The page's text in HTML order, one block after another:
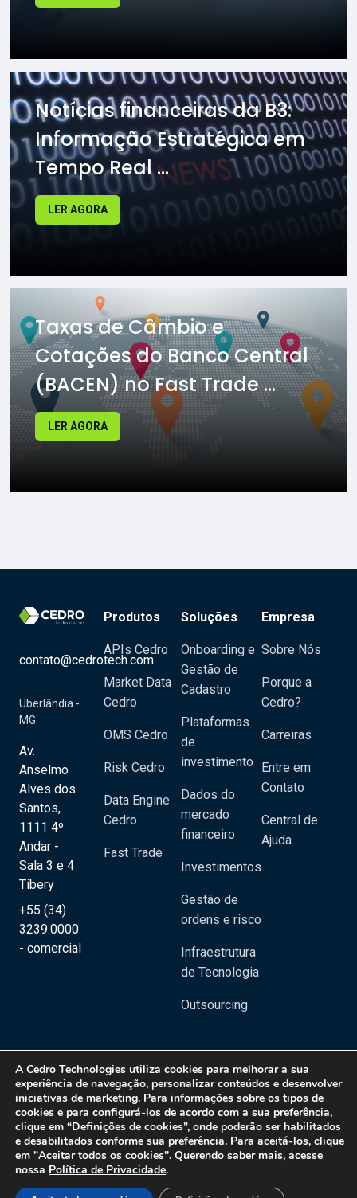
Notícias financeiras da B3:
Informação Estratégica em
Tempo Real ...
LER AGORA
Taxas de Câmbio e
Cotações do Banco Central
(BACEN) no Fast Trade ...
LER AGORA
A Cedro Technologies utiliza cookies para melhorar a sua
experiência de navegação, personalizar conteúdos e desenvolver
iniciativas de marketing. Para informações sobre os tipos de
cookies e para configurá-los de acordo com a sua preferência,
clique em “Definições de cookies”, onde poderão ser habilitados
e desabilitados conforme sua preferência. Para aceitá-los, clique
em "Aceitar todos os cookies". Querendo saber mais, acesse
nossa Política de Privacidade.
contato@cedrotech.com
Uberlândia -
MG
Av.
Anselmo
Alves dos
Santos,
1111 4º
Andar -
Sala 3 e 4
Tibery
+55 (34)
3239.0000
- comercial
Produtos
APIs Cedro
Market Data
Cedro
OMS Cedro
Risk Cedro
Data Engine
Cedro
Fast Trade
Soluções
Onboarding e
Gestão de
Cadastro
Plataformas
de
investimento
Dados do
mercado
financeiro
Investimentos
Gestão de
ordens e risco
Infraestrutura
de Tecnologia
Outsourcing
Empresa
Sobre Nós
Porque a
Cedro?
Carreiras
Entre em
Contato
Central de
Ajuda
Copyright 2020 © Cedro Technologies - Todos os direitos reservados | CNPJ:
20.129.023/0001-08
Política de Privacidade